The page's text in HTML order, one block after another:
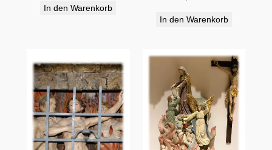
In den Warenkorb
In den Warenkorb